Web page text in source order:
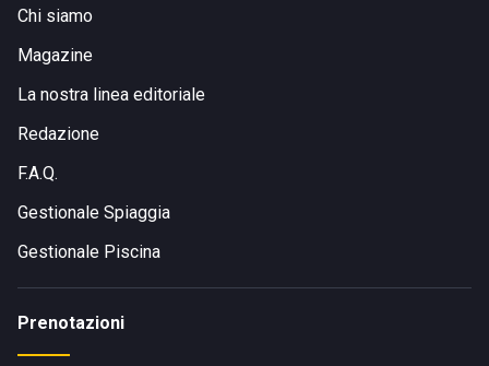
Chi siamo
Magazine
La nostra linea editoriale
Redazione
F.A.Q.
Gestionale Spiaggia
Gestionale Piscina
Prenotazioni